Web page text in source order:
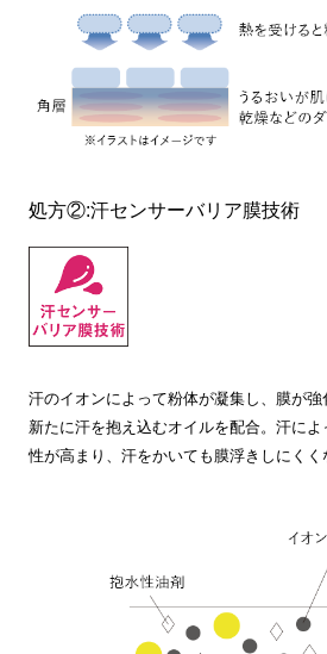
処方②:汗センサーバリア膜技術
汗のイオンによって粉体が凝集し、膜が強
新たに汗を抱え込むオイルを配合。汗に
性が高まり、汗をかいても膜浮きしにくく